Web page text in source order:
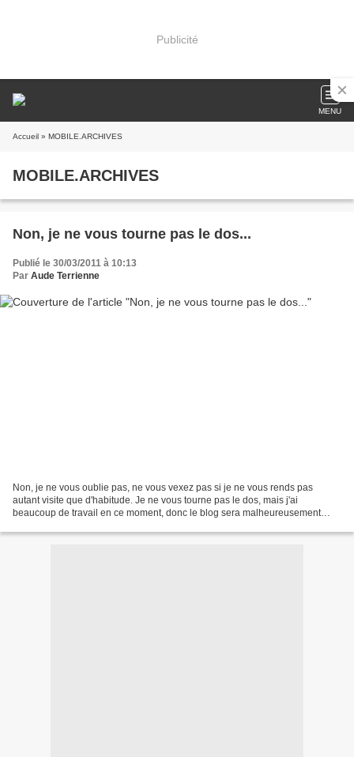
Publicité
MENU
Accueil » MOBILE.ARCHIVES
MOBILE.ARCHIVES
Non, je ne vous tourne pas le dos...
Publié le 30/03/2011 à 10:13
Par Aude Terrienne
Non, je ne vous oublie pas, ne vous vexez pas si je ne vous rends pas
autant visite que d'habitude. Je ne vous tourne pas le dos, mais j'ai
beaucoup de travail en ce moment, donc le blog sera malheureusement